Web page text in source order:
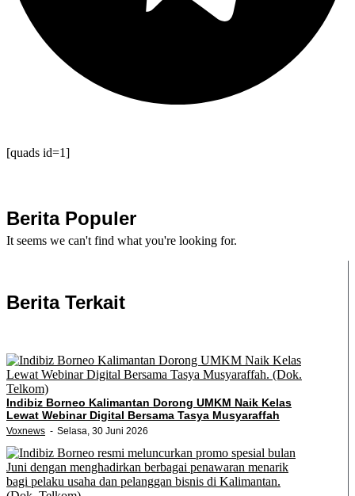
[quads id=1]
Berita Populer
It seems we can't find what you're looking for.
Berita Terkait
Indibiz Borneo Kalimantan Dorong UMKM Naik Kelas
Lewat Webinar Digital Bersama Tasya Musyaraffah
Voxnews Selasa, 30 Juni 2026